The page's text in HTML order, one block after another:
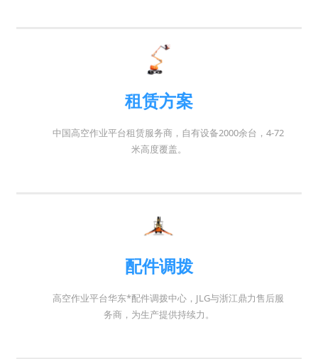
租赁方案
中国高空作业平台租赁服务商，自有设备2000余台，4-72
米高度覆盖。
配件调拨
高空作业平台华东*配件调拨中心，JLG与浙江鼎力售后服
务商，为生产提供持续力。